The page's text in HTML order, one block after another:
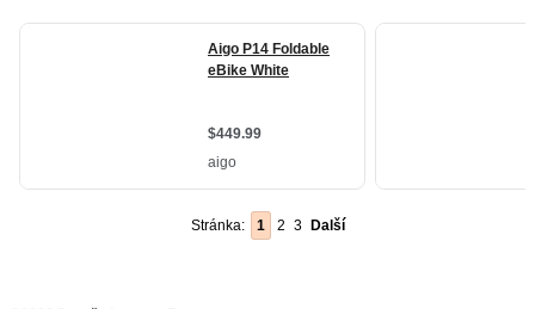
Stránka: 1 2 3 Další